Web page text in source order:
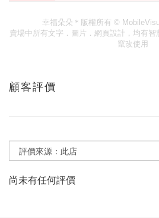
幸福朵朵＊版權所有 ©
賣場中所有文字．圖片．網頁設計，均有
竄改使用
顧客評價
尚未有任何評價